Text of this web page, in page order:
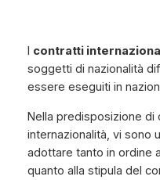
contratti
soggetti di nazionalità
essere eseguiti in
Nella predisposizione di
internazionalità, vi sono
adottare tanto in ordine
quanto alla stipula del